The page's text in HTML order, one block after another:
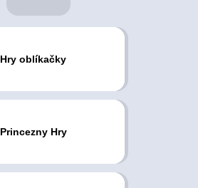
Hry oblíkačky
Princezny Hry